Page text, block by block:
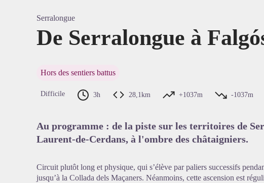
Serralongue
De Serralongue à
Hors des sentiers battus
Difficile 3h 28,1km +1037m -1037m
Au programme : de la piste sur les territoires de
Laurent-de-Cerdans, à l'ombre des châtaigniers.
Circuit plutôt long et physique, qui s’élève par paliers successifs
jusqu’à la Collada dels Maçaners. Néanmoins, cette ascension est